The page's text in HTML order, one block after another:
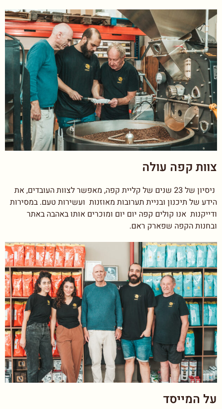
צוות קפה עולה
ניסיון של 23 שנים של קליית קפה, מאפשר לצוות העובדים, את
הידע של תיכנון ובניית תערובות מאוזנות ועשירות טעם. במסירות
ודייקנות אנו קולים קפה יום יום ומוכרים אותו באהבה באתר
ובחנות הקפה שפארק ראם.
על המייסד